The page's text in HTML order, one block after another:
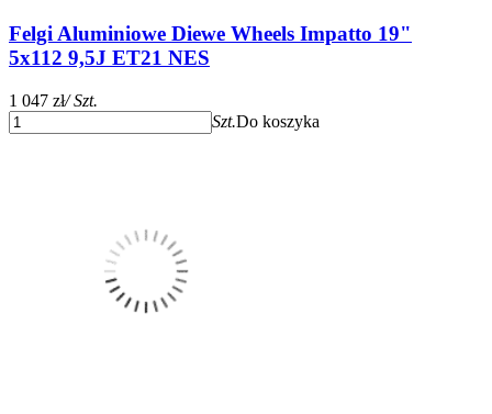
Felgi Aluminiowe Diewe Wheels Impatto 19"
5x112 9,5J ET21 NES
1 047 zł/ Szt.
Szt.Do koszyka